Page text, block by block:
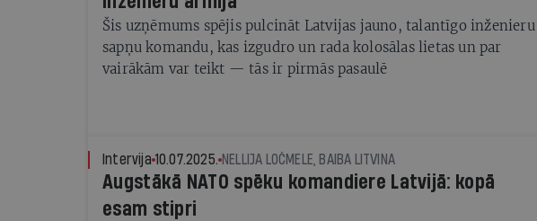
Šis uzņēmums spējis pulcināt Latvijas jauno, talantīgo inženieru
sapņu komandu, kas izgudro un rada kolosālas lietas un par
vairākām var teikt — tās ir pirmās pasaulē
Intervija 10.07.2025. NELLIJA LOČMELE, BAIBA LITVINA
Augstākā NATO spēku komandiere Latvijā: kopā
esam stipri